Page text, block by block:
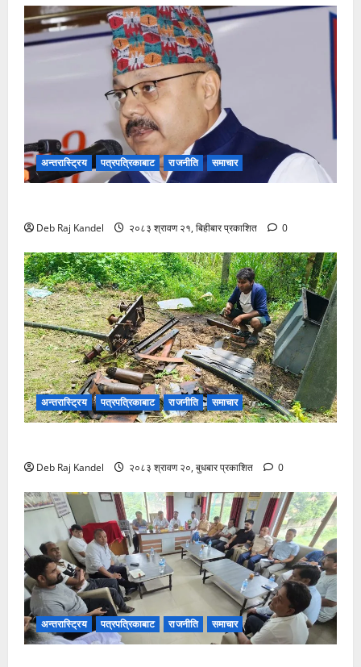
अन्तरास्ट्रिय पत्रपत्रिकाबाट राजनीति समाचार
Deb Raj Kandel २०८३ श्रावण २१, बिहीबार प्रकाशित 0
अन्तरास्ट्रिय पत्रपत्रिकाबाट राजनीति समाचार
Deb Raj Kandel २०८३ श्रावण २०, बुधबार प्रकाशित 0
अन्तरास्ट्रिय पत्रपत्रिकाबाट राजनीति समाचार